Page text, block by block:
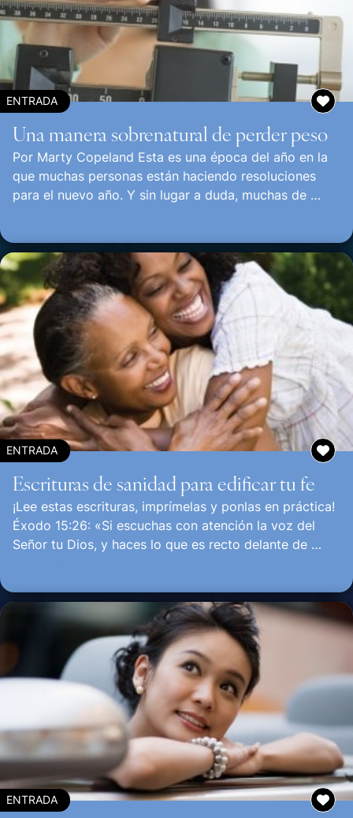
ENTRADA
Una manera sobrenatural de perder peso
Por Marty Copeland Esta es una época del año en la
que muchas personas están haciendo resoluciones
para el nuevo año. Y sin lugar a duda, muchas de …
ENTRADA
Escrituras de sanidad para edificar tu fe
¡Lee estas escrituras, imprímelas y ponlas en práctica!
Éxodo 15:26: «Si escuchas con atención la voz del
Señor tu Dios, y haces lo que es recto delante de …
ENTRADA